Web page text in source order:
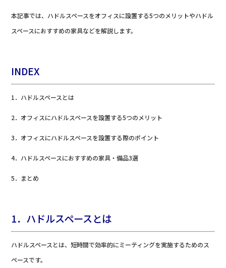
本記事では、ハドルスペースをオフィスに設置する5つのメリットやハドル
スペースにおすすめの家具などを解説します。
INDEX
1．ハドルスペースとは
2．オフィスにハドルスペースを設置する5つのメリット
3．オフィスにハドルスペースを設置する際のポイント
4．ハドルスペースにおすすめの家具・備品3選
5．まとめ
1．ハドルスペースとは
ハドルスペースとは、短時間で効率的にミーティングを実施するためのス
ペースです。